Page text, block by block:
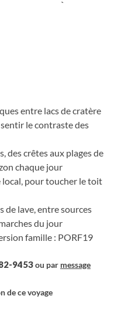
du sous-sol. À São Jorge,
et dessinent un
les paysages lunaires de
son volcan culminant à 2
posée sur l’horizon.
d’un territoire vivant et
entre lacs de cratère
le contraste des
des crêtes aux plages de
chaque jour
local, pour toucher le toit
de lave, entre sources
du jour
famille : PORF19
9453ou par message
de ce voyage